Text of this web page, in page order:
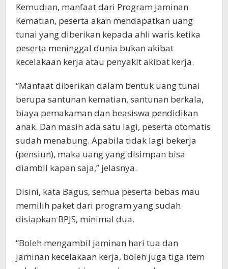
Kemudian, manfaat dari Program Jaminan
Kematian, peserta akan mendapatkan uang
tunai yang diberikan kepada ahli waris ketika
peserta meninggal dunia bukan akibat
kecelakaan kerja atau penyakit akibat kerja.
“Manfaat diberikan dalam bentuk uang tunai
berupa santunan kematian, santunan berkala,
biaya pemakaman dan beasiswa pendidikan
anak. Dan masih ada satu lagi, peserta otomatis
sudah menabung. Apabila tidak lagi bekerja
(pensiun), maka uang yang disimpan bisa
diambil kapan saja,” jelasnya.
Disini, kata Bagus, semua peserta bebas mau
memilih paket dari program yang sudah
disiapkan BPJS, minimal dua.
“Boleh mengambil jaminan hari tua dan
jaminan kecelakaan kerja, boleh juga tiga item